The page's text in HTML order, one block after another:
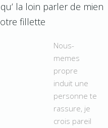
la loin parler de mien
fillette
Nous-
memes
propre
induit une
personne te
rassure, je
crois pareil